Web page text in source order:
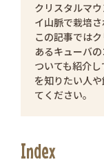
クリスタルマ
イ山脈で栽培
この記事では
あるキューバ
ついても紹介
を知りたい人
てください。
Index